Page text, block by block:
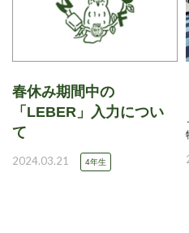
春休み期間中の
「LEBER」入力につい
て
2024.03.21 4年生